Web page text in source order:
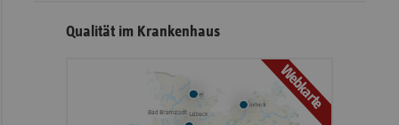
Qualität im Krankenhaus
Webkarte